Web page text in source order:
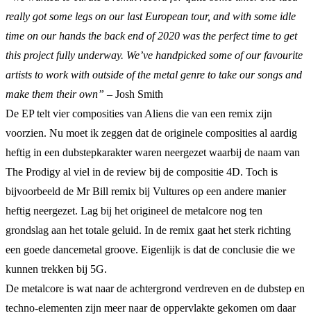
really got some legs on our last European tour, and with some idle
time on our hands the back end of 2020 was the perfect time to get
this project fully underway. We’ve handpicked some of our favourite
artists to work with outside of the metal genre to take our songs and
make them their own” – Josh Smith
De EP telt vier composities van Aliens die van een remix zijn
voorzien. Nu moet ik zeggen dat de originele composities al aardig
heftig in een dubstepkarakter waren neergezet waarbij de naam van
The Prodigy al viel in de review bij de compositie 4D. Toch is
bijvoorbeeld de Mr Bill remix bij Vultures op een andere manier
heftig neergezet. Lag bij het origineel de metalcore nog ten
grondslag aan het totale geluid. In de remix gaat het sterk richting
een goede dancemetal groove. Eigenlijk is dat de conclusie die we
kunnen trekken bij 5G.
De metalcore is wat naar de achtergrond verdreven en de dubstep en
techno-elementen zijn meer naar de oppervlakte gekomen om daar